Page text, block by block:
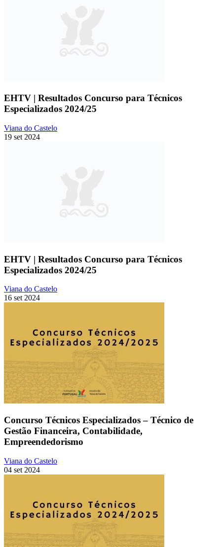
EHTV | Resultados Concurso para Técnicos
Especializados 2024/25
Viana do Castelo
19 set 2024
EHTV | Resultados Concurso para Técnicos
Especializados 2024/25
Viana do Castelo
16 set 2024
Concurso Técnicos Especializados – Técnico de
Gestão Financeira, Contabilidade,
Empreendedorismo
Viana do Castelo
04 set 2024